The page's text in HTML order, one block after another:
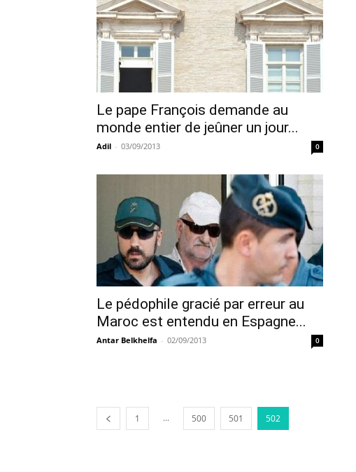
Le pape François demande au
monde entier de jeûner un jour...
Adil - 03/09/2013 0
Le pédophile gracié par erreur au
Maroc est entendu en Espagne...
Antar Belkhelfa - 02/09/2013 0
1 ... 500 501 502